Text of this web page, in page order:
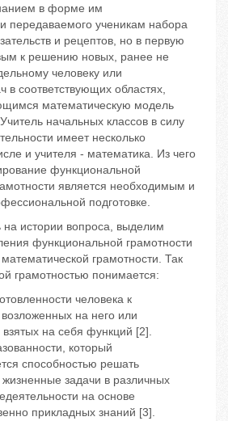
в форме им
передаваемого ученикам набора
и рецептов, но в первую
к решению новых, ранее не
человеку или
в соответствующих областях,
математическую модель
начальных классов в силу
имеет несколько
и учителя - математика. Из чего
функциональной
является необходимым и
подготовке.
на истории вопроса, выделим
функциональной грамотности
грамотности. Так
грамотностью понимается:
человека к
на него или
на себя функций [2].
который
способностью решать
задачи в различных
на основе
прикладных знаний [3].